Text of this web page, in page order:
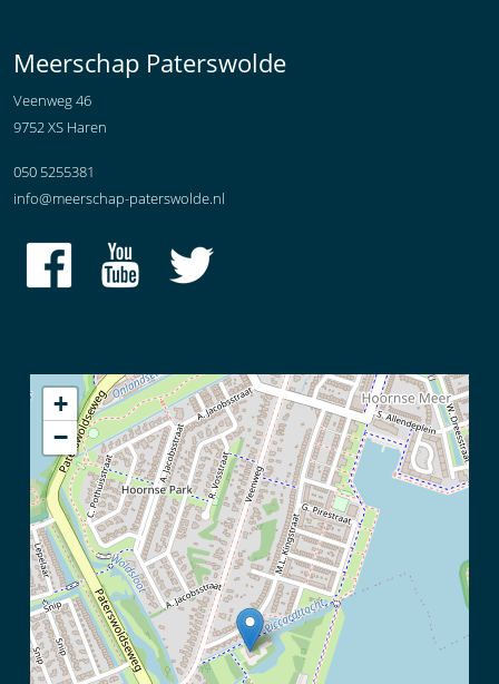
Meerschap Paterswolde
Veenweg 46
9752 XS Haren
050 5255381
info@meerschap-paterswolde.nl
+
−